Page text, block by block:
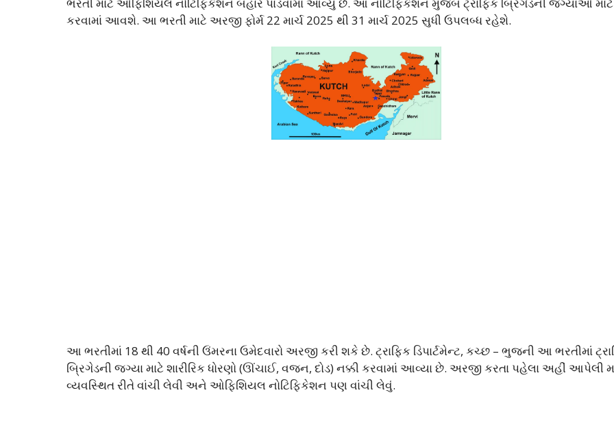
ભરતી માટે ઓફિશિયલ નોટિફિકેશન બહાર પાડવામાં આવ્યું છે. આ નોટિફિકેશન મુજબ ટ્રાફિક બ્રિગેડની જગ્યાઓ
કરવામાં આવશે. આ ભરતી માટે અરજી ફોર્મ 22 માર્ચ 2025 થી 31 માર્ચ 2025 સુધી ઉપલબ્ધ રહેશે.
આ ભરતીમાં 18 થી 40 વર્ષની ઉંમરના ઉમેદવારો અરજી કરી શકે છે. ટ્રાફિક ડિપાર્ટમેન્ટ, કચ્છ – ભુજની આ ભરતીમાં
બ્રિગેડની જગ્યા માટે શારીરિક ધોરણો (ઊંચાઈ, વજન, દોડ) નક્કી કરવામાં આવ્યા છે. અરજી કરતા પહેલા અહીં આપેલી
વ્યવસ્થિત રીતે વાંચી લેવી અને ઓફિશિયલ નોટિફિકેશન પણ વાંચી લેવું.